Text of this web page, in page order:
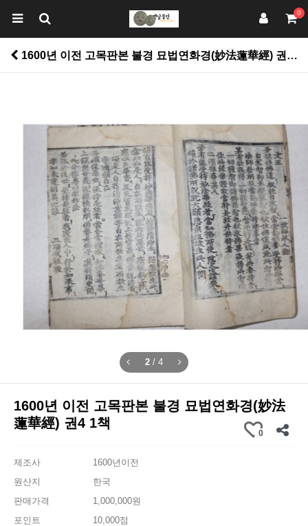
0
1600년 이전 고목판본 불경 묘법연화경(妙法蓮華經) 권4 1책 > 고서적
2 / 4
1600년 이전 고목판본 불경 묘법연화경(妙法
蓮華經) 권4 1책
0
제조사
1600년이전
원산지
한국
판매가격
1,000,000원
포인트
10,000점